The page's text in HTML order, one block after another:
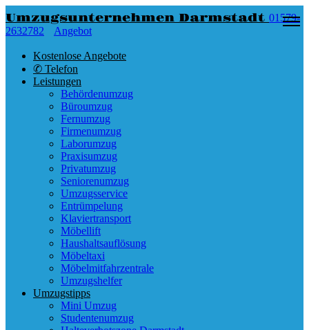
Umzugsunternehmen Darmstadt 01579-
2632782
Angebot
Kostenlose Angebote
✆ Telefon
Leistungen
Behördenumzug
Büroumzug
Fernumzug
Firmenumzug
Laborumzug
Praxisumzug
Privatumzug
Seniorenumzug
Umzugsservice
Entrümpelung
Klaviertransport
Möbellift
Haushaltsauflösung
Möbeltaxi
Möbelmitfahrzentrale
Umzugshelfer
Umzugstipps
Mini Umzug
Studentenumzug